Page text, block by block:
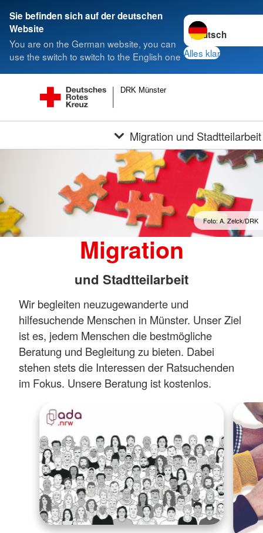
Sie befinden sich auf der deutschen
Website
You are on the German website, you can
use the switch to switch to the English one
Sprache wechseln
Alles klar
DRK Münster
Migration und Stadtteilarbeit
Foto: A. Zelck/DRK
Migration
und Stadtteilarbeit
Wir begleiten neuzugewanderte und
hilfesuchende Menschen in Münster. Unser Ziel
ist es, jedem Menschen die bestmögliche
Beratung und Begleitung zu bieten. Dabei
stehen stets die Interessen der Ratsuchenden
im Fokus. Unsere Beratung ist kostenlos.